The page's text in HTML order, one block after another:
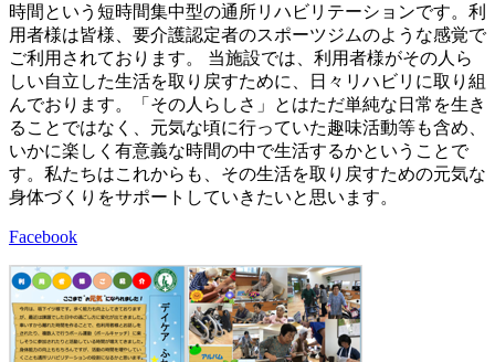
時間という短時間集中型の通所リハビリテーションです。利
用者様は皆様、要介護認定者のスポーツジムのような感覚で
ご利用されております。 当施設では、利用者様がその人ら
しい自立した生活を取り戻すために、日々リハビリに取り組
んでおります。「その人らしさ」とはただ単純な日常を生き
ることではなく、元気な頃に行っていた趣味活動等も含め、
いかに楽しく有意義な時間の中で生活するかということで
す。私たちはこれからも、その生活を取り戻すための元気な
身体づくりをサポートしていきたいと思います。
Facebook